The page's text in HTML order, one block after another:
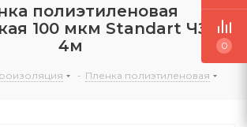
полиэтиленовая
100 мкм Standart ЧЗМ
4м
- Пленка полиэтиленовая
0